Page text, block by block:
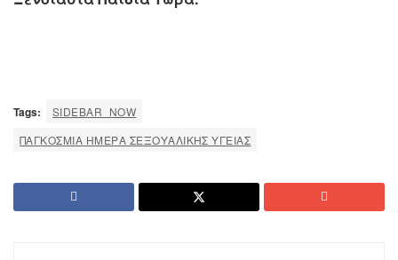
Tags:
SIDEBAR_NOW
ΠΑΓΚΌΣΜΙΑ ΗΜΈΡΑ ΣΕΞΟΥΑΛΙΚΉΣ ΥΓΕΊΑΣ